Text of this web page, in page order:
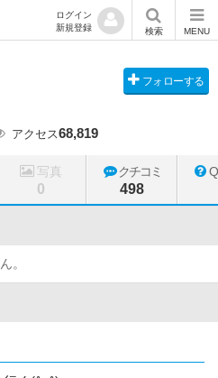
ログイン
新規登録
検索 MENU
フォローする
アクセス68,819
写真
0
クチコミ
498
。